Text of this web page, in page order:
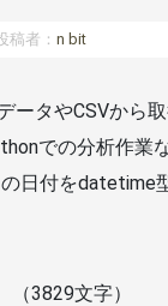
稿者： n bit
ータやCSVから
での分析作業
日付をdatetime
（3829文字）